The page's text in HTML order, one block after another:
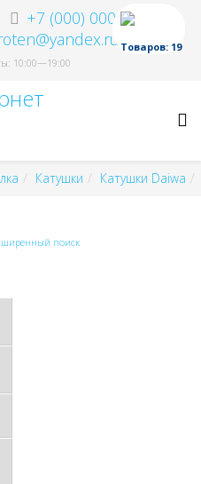
+7 (000) 000-00-00
10:00—19:00
Товаров: 19
Катушки Катушки Daiwa
поиск